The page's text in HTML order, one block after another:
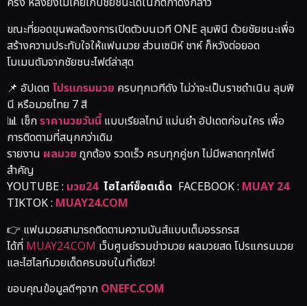
ขณะที่ยอดขุนพลต้องการเปิดตัวบนเวที ONE ลุมพินี ด้วยชัยชนะเพื่อ
สร้างความประทับใจให้แฟนมวย ส่วนเซมิห์ ชาห์ ก็หวังต่อยอด
โมเมนตัมจากชัยชนะไฟต์ล่าสุด
📌 อัปเดต โปรแกรมมวย ครบทุกเวทีดัง ไม่ว่าจะเป็นราชดำเนิน ลุมพิ
นี หรือมวยไทย 7 สี
📊 เช็กราคามวยวันนี้แบบเรียลไทม์ แม่นยำ อัปเดตก่อนใคร เพื่อ
การติดตามที่สนุกกว่าเดิม
รายงาน ผลมวย ถูกต้อง รวดเร็ว ครบทุกคู่ชก ไม่มีพลาดทุกไฟต์
สำคัญ
YOUTUBE : มวย24ไฮไลท์ซ็อตเด็ด FACEBOOK : MUAY 24
TIKTOK : MUAY24.COM
👉 แฟนมวยสามารถติดตามความมันส์แบบเต็มอรรถรส
ได้ที่ MUAY24.COM เว็บศูนย์รวมข่าวมวย ผลมวยสด โปรแกรมมวย
และไฮไลท์มวยเด็ดครบจบในที่เดียว!
ขอบคุณข้อมูลดีๆจาก ONEFC.COM